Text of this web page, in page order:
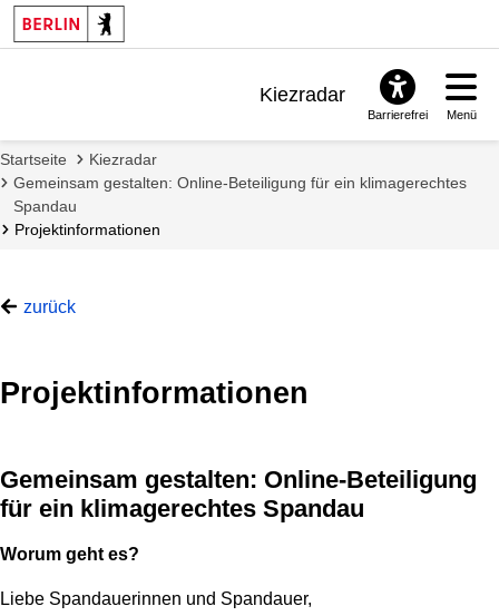
Kiezradar
Barrierefrei Menü
Startseite
Kiezradar
Gemeinsam gestalten: Online-Beteiligung für ein klimagerechtes
Spandau
Projektinformationen
zurück
Projektinformationen
Gemeinsam gestalten: Online-Beteiligung
für ein klimagerechtes Spandau
Worum geht es?
Liebe Spandauerinnen und Spandauer,